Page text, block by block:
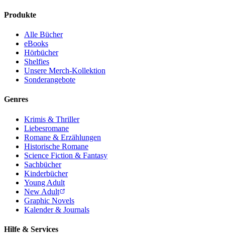
Produkte
Alle Bücher
eBooks
Hörbücher
Shelfies
Unsere Merch-Kollektion
Sonderangebote
Genres
Krimis & Thriller
Liebesromane
Romane & Erzählungen
Historische Romane
Science Fiction & Fantasy
Sachbücher
Kinderbücher
Young Adult
New Adult
Graphic Novels
Kalender & Journals
Hilfe & Services